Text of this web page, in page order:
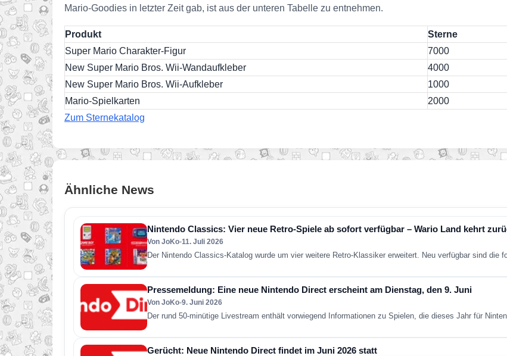
Mario-Goodies in letzter Zeit gab, ist aus der unteren Tabelle zu entnehmen.
Produkt
Sterne
Super Mario Charakter-Figur
7000
New Super Mario Bros. Wii-Wandaufkleber
4000
New Super Mario Bros. Wii-Aufkleber
1000
Mario-Spielkarten
2000
Zum Sternekatalog
Ähnliche News
Nintendo Classics: Vier neue Retro-Spiele ab sofort verfügbar – Wario Land kehrt
Von JoKo•11. Juli 2026
Der Nintendo Classics-Katalog wurde um vier weitere Retro-Klassiker erweitert. Neu verfügbar sind die
Pressemeldung: Eine neue Nintendo Direct erscheint am Dienstag, den 9. Juni
Von JoKo•9. Juni 2026
Der rund 50-minütige Livestream enthält vorwiegend Informationen zu Spielen, die dieses Jahr für
Gerücht: Neue Nintendo Direct findet im Juni 2026 statt